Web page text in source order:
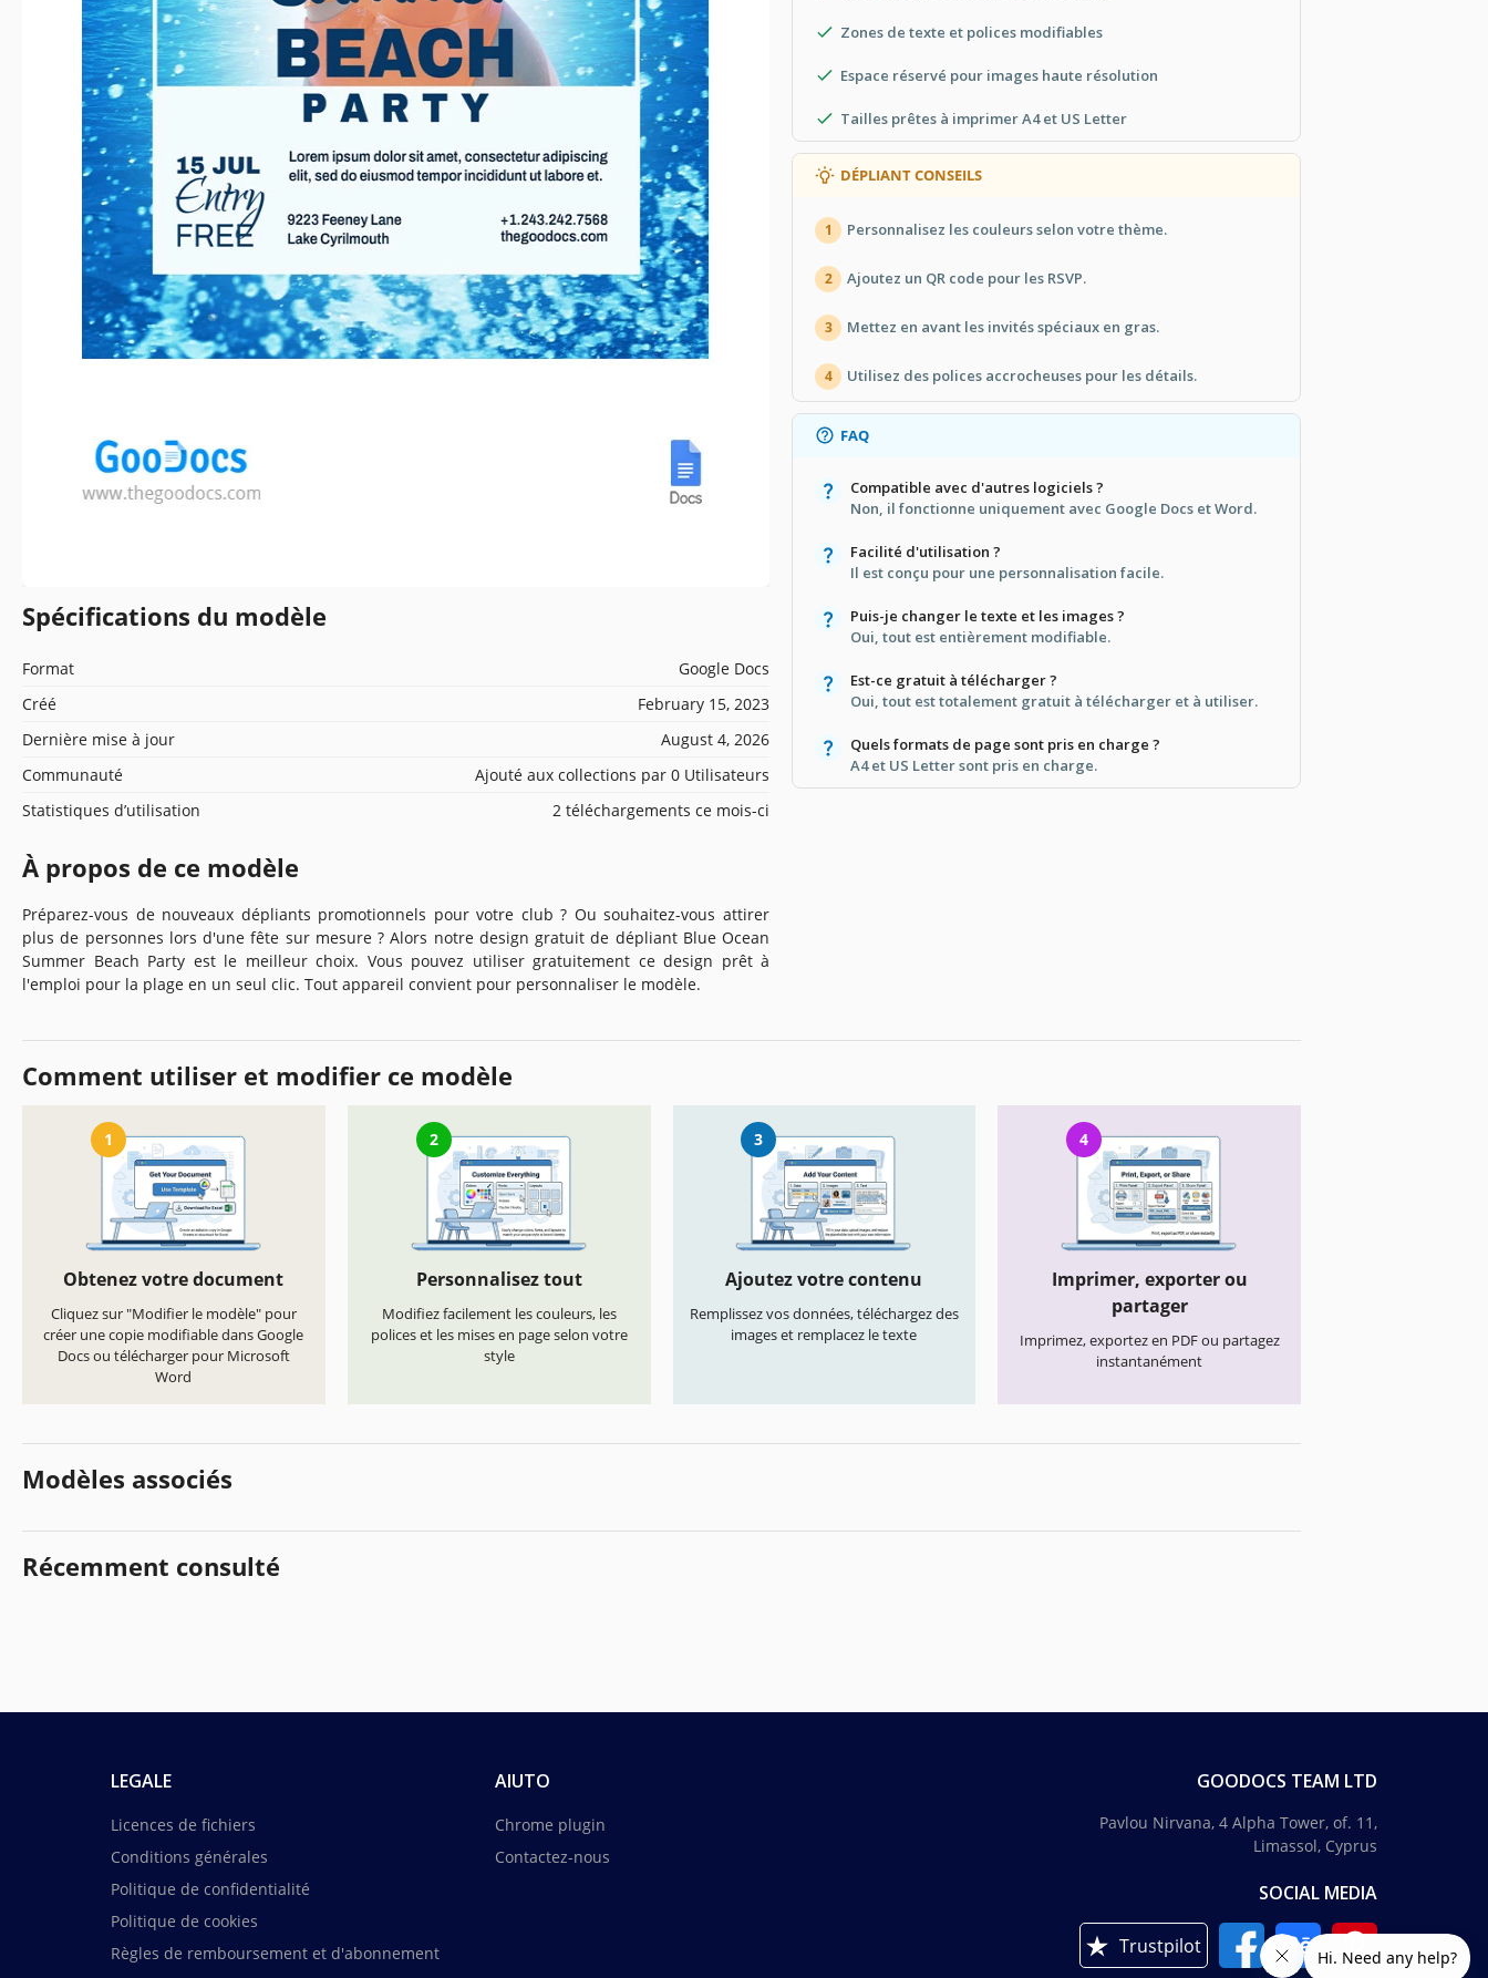
Spécifications du modèle
Format
Google Docs
Créé
February 15, 2023
Dernière mise à jour
August 4, 2026
Communauté
Ajouté aux collections par 0 Utilisateurs
Statistiques d’utilisation
2 téléchargements ce mois-ci
À propos de ce modèle
Préparez-vous de nouveaux dépliants promotionnels pour votre club ? Ou souhaitez-vous attirer
plus de personnes lors d'une fête sur mesure ? Alors notre design gratuit de dépliant Blue Ocean
Summer Beach Party est le meilleur choix. Vous pouvez utiliser gratuitement ce design prêt à
l'emploi pour la plage en un seul clic. Tout appareil convient pour personnaliser le modèle.
Zones de texte et polices modifiables
Espace réservé pour images haute résolution
Tailles prêtes à imprimer A4 et US Letter
DÉPLIANT CONSEILS
1 Personnalisez les couleurs selon votre thème.
2 Ajoutez un QR code pour les RSVP.
3 Mettez en avant les invités spéciaux en gras.
4 Utilisez des polices accrocheuses pour les détails.
FAQ
Compatible avec d'autres logiciels ?
Non, il fonctionne uniquement avec Google Docs et Word.
Facilité d'utilisation ?
Il est conçu pour une personnalisation facile.
Puis-je changer le texte et les images ?
Oui, tout est entièrement modifiable.
Est-ce gratuit à télécharger ?
Oui, tout est totalement gratuit à télécharger et à utiliser.
Quels formats de page sont pris en charge ?
A4 et US Letter sont pris en charge.
Comment utiliser et modifier ce modèle
1
Obtenez votre document
Cliquez sur "Modifier le modèle" pour
créer une copie modifiable dans Google
Docs ou télécharger pour Microsoft
Word
2
Personnalisez tout
Modifiez facilement les couleurs, les
polices et les mises en page selon votre
style
3
Ajoutez votre contenu
Remplissez vos données, téléchargez des
images et remplacez le texte
4
Imprimer, exporter ou
partager
Imprimez, exportez en PDF ou partagez
instantanément
Modèles associés
Récemment consulté
LEGALE
Licences de fichiers
Conditions générales
Politique de confidentialité
Politique de cookies
Règles de remboursement et d'abonnement
AIUTO
Chrome plugin
Contactez-nous
GOODOCS TEAM LTD
Pavlou Nirvana, 4 Alpha Tower, of. 11,
Limassol, Cyprus
SOCIAL MEDIA
Trustpilot